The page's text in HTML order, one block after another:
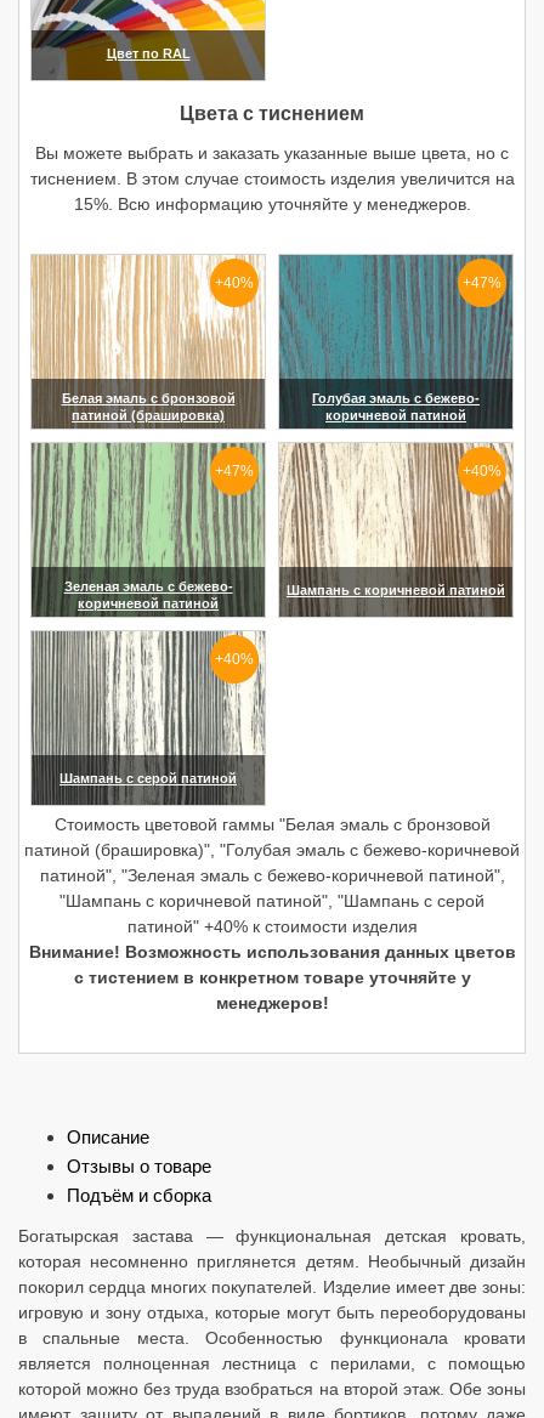
Цвет по RAL
(увеличить)
Цвета с тиснением
Вы можете выбрать и заказать указанные выше цвета, но с
тиснением. В этом случае стоимость изделия увеличится на
15%. Всю информацию уточняйте у менеджеров.
Белая эмаль с бронзовой
патиной (брашировка)
(увеличить)
+40%
Голубая эмаль с бежево-
коричневой патиной
(увеличить)
+47%
Зеленая эмаль с бежево-
коричневой патиной
(увеличить)
+47%
Шампань с коричневой патиной
(увеличить)
+40%
Шампань с серой патиной
(увеличить)
+40%
Стоимость цветовой гаммы "Белая эмаль с бронзовой
патиной (брашировка)", "Голубая эмаль с бежево-коричневой
патиной", "Зеленая эмаль с бежево-коричневой патиной",
"Шампань с коричневой патиной", "Шампань с серой
патиной" +40% к стоимости изделия
Внимание! Возможность использования данных цветов
с тистением в конкретном товаре уточняйте у
менеджеров!
Описание
Отзывы о товаре
Подъём и сборка
Богатырская застава — функциональная детская кровать,
которая несомненно приглянется детям. Необычный дизайн
покорил сердца многих покупателей. Изделие имеет две зоны:
игровую и зону отдыха, которые могут быть переоборудованы
в спальные места. Особенностью функционала кровати
является полноценная лестница с перилами, с помощью
которой можно без труда взобраться на второй этаж. Обе зоны
имеют защиту от выпадений в виде бортиков, потому даже